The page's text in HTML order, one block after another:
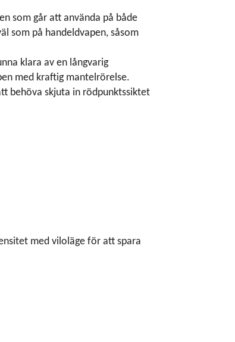
som går att använda på både
som på handeldvapen, såsom
klara av en långvarig
med kraftig mantelrörelse.
behöva skjuta in rödpunktssiktet
med viloläge för att spara